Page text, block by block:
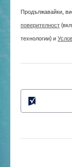
Продължавайки,
поверителност
технологии) и